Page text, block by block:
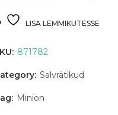
LISA LEMMIKUTESSE
871782
Salvrätikud
Minion